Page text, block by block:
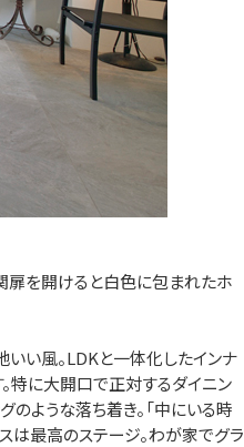
扉を開けると白色に包まれたホ
い風。LDKと一体化したインナ
特に大開口で正対するダイニン
ような落ち着き。「中にいる時
は最高のステージ。わが家でグラ